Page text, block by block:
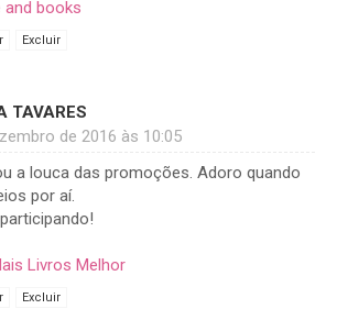
books
Excluir
TAVARES
de 2016 às 10:05
a louca das promoções. Adoro quando
por aí.
Livros Melhor
Excluir